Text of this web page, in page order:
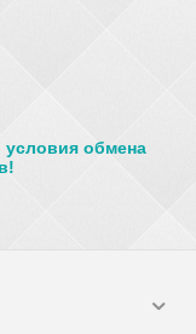
условия обмена